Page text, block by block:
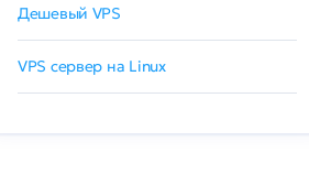
Дешевый VPS
VPS сервер на Linux